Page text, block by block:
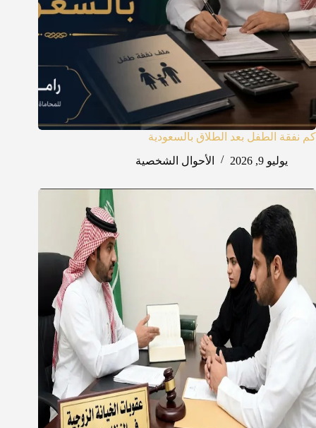
كم نفقة الطفل بعد الطلاق بالسعودية
يوليو 9, 2026
الأحوال الشخصية